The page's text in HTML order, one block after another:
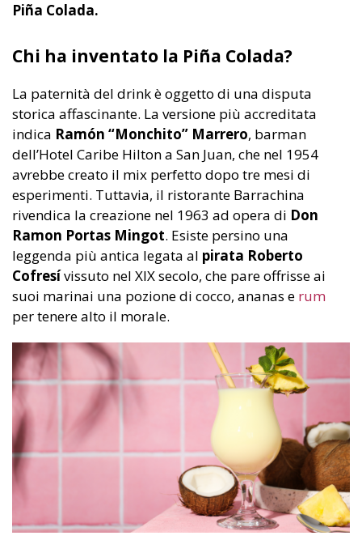
Piña Colada.
Chi ha inventato la Piña Colada?
La paternità del drink è oggetto di una disputa
storica affascinante. La versione più accreditata
indica Ramón “Monchito” Marrero, barman
dell’Hotel Caribe Hilton a San Juan, che nel 1954
avrebbe creato il mix perfetto dopo tre mesi di
esperimenti. Tuttavia, il ristorante Barrachina
rivendica la creazione nel 1963 ad opera di Don
Ramon Portas Mingot. Esiste persino una
leggenda più antica legata al pirata Roberto
Cofresívissuto nel XIX secolo, che pare offrisse ai
suoi marinai una pozione di cocco, ananas e rum
per tenere alto il morale.